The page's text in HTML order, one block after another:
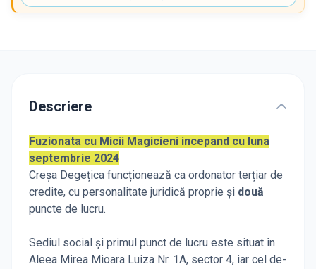
Descriere
Fuzionata cu Micii Magicieni incepand cu luna
septembrie 2024
Creșa Degețica funcționează ca ordonator terțiar de
credite, cu personalitate juridică proprie și două
puncte de lucru.
Sediul social și primul punct de lucru este situat în
Aleea Mirea Mioara Luiza Nr. 1A, sector 4, iar cel de-